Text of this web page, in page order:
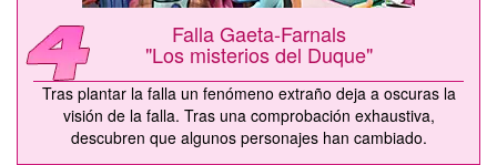
Falla Gaeta-Farnals
"Los misterios del Duque"
Tras plantar la falla un fenómeno extraño deja a oscuras la
visión de la falla. Tras una comprobación exhaustiva,
descubren que algunos personajes han cambiado.